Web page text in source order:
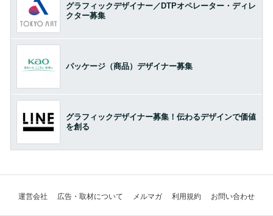
グラフィックデザイナー／DTPオペレーター・ディレ
クター募集
パッケージ（商品）デザイナー募集
グラフィックデザイナー募集！伝わるデザインで価値
を創る
運営会社 広告・取材について メルマガ 利用規約 お問い合わせ